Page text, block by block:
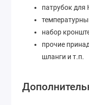
патрубок
набор
прочие
шланги и т.п.